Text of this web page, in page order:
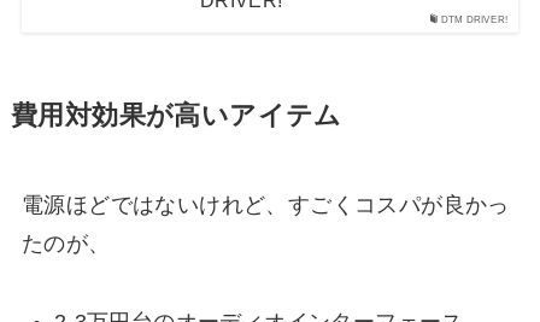
DTM DRIVER!
費用対効果が高いアイテム
電源ほどではないけれど、すごくコスパが良かっ
たのが、